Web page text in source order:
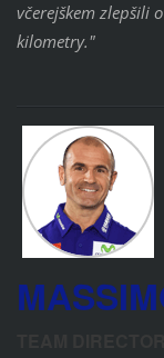
včerejškem zlepšili o
kilometry."